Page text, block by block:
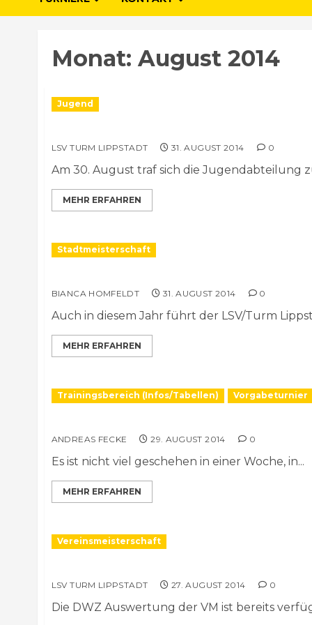
Monat: August 2014
Jugend
LSV TURM LIPPSTADT 31. AUGUST 2014 0
Am 30. August traf sich die Jugendabteilung
MEHR ERFAHREN
Stadtmeisterschaft
BIANCA HOMFELDT 31. AUGUST 2014 0
Auch in diesem Jahr führt der LSV/Turm
MEHR ERFAHREN
Trainingsbereich (Infos/Tabellen) Vorgabeturnier
ANDREAS FECKE 29. AUGUST 2014 0
Es ist nicht viel geschehen in einer Woche, in...
MEHR ERFAHREN
Vereinsmeisterschaft
LSV TURM LIPPSTADT 27. AUGUST 2014 0
Die DWZ Auswertung der VM ist bereits